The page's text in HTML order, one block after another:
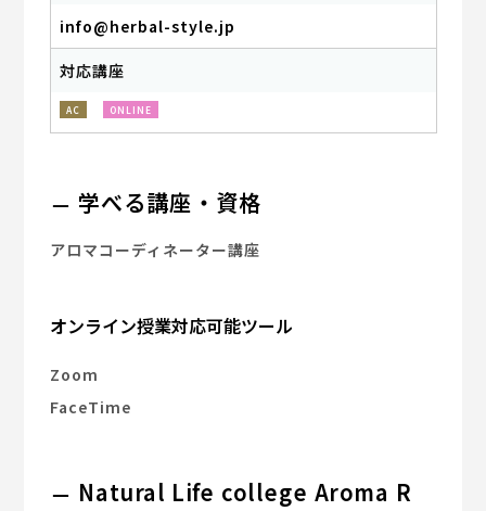
info@herbal-style.jp
対応講座
AC ONLINE
学べる講座・資格
アロマコーディネーター講座
オンライン授業対応可能ツール
Zoom
FaceTime
Natural Life college Aroma R